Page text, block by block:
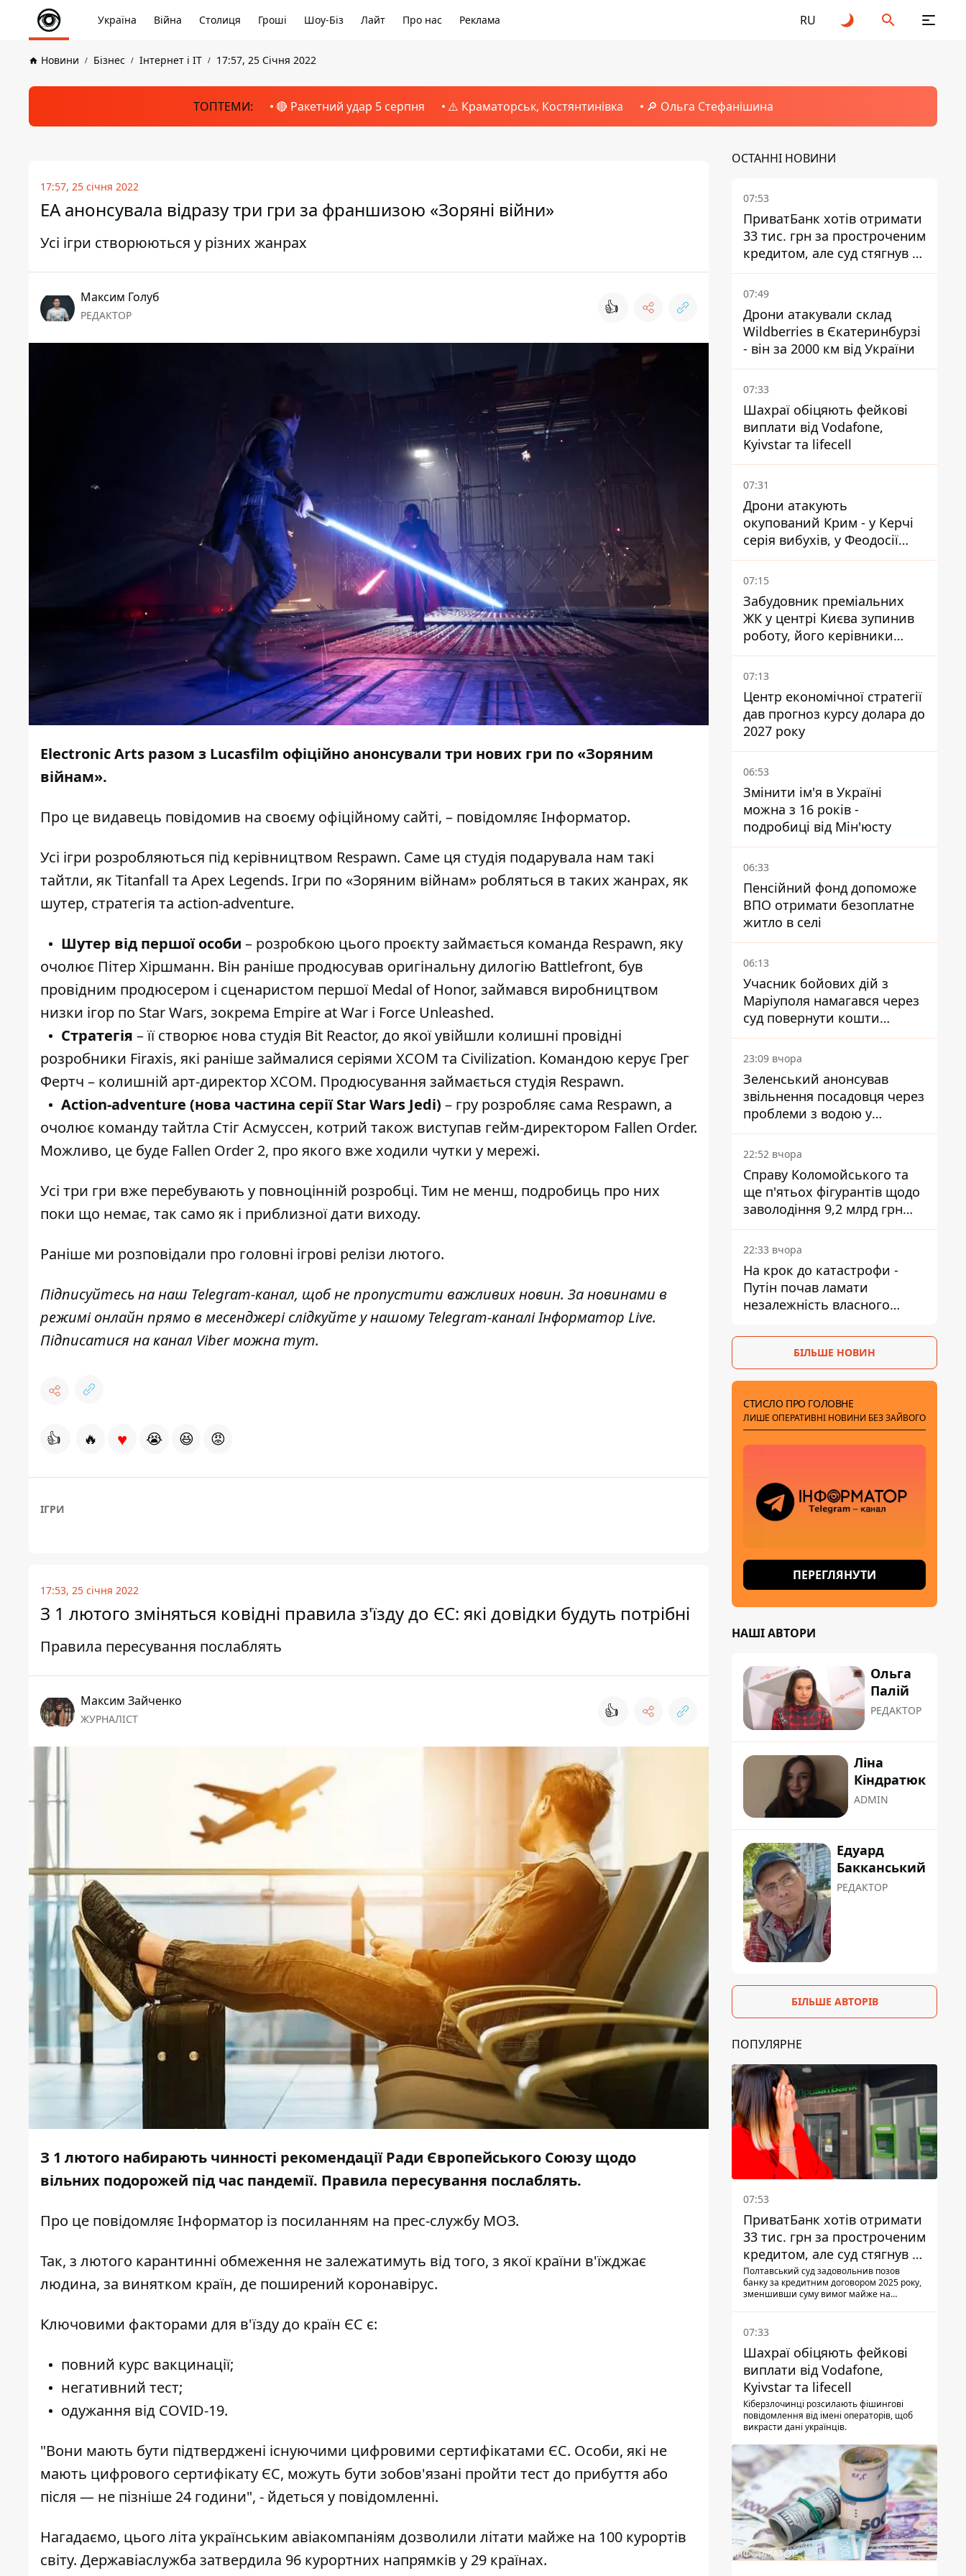
Україна Війна Столиця Гроші Шоу-Біз Лайт Про нас Реклама RU
Новини Бізнес Інтернет і ІТ 17:57, 25 Січня 2022
ТОПТЕМИ: 🔴 Ракетний удар 5 серпня ⚠️ Краматорськ, Костянтинівка 🔎 Ольга Стефанішина
17:57, 25 січня 2022
EA анонсувала відразу три гри за франшизою «Зоряні війни»
Усі ігри створюються у різних жанрах
Максим Голуб
РЕДАКТОР 👍
Electronic Arts разом з Lucasfilm офіційно анонсували три нових гри по «Зоряним
війнам».
Про це видавець повідомив на своєму офіційному сайті, – повідомляє Інформатор.
Усі ігри розробляються під керівництвом Respawn. Саме ця студія подарувала нам такі
тайтли, як Titanfall та Apex Legends. Ігри по «Зоряним війнам» робляться в таких жанрах, як
шутер, стратегія та action-adventure.
Шутер від першої особи – розробкою цього проєкту займається команда Respawn, яку
очолює Пітер Хіршманн. Він раніше продюсував оригінальну дилогію Battlefront, був
провідним продюсером і сценаристом першої Medal of Honor, займався виробництвом
низки ігор по Star Wars, зокрема Empire at War і Force Unleashed.
Стратегія – її створює нова студія Bit Reactor, до якої увійшли колишні провідні
розробники Firaxis, які раніше займалися серіями XCOM та Civilization. Командою керує Грег
Фертч – колишній арт-директор XCOM. Продюсування займається студія Respawn.
Action-adventure (нова частина серії Star Wars Jedi) – гру розробляє сама Respawn, а
очолює команду тайтла Стіг Асмуссен, котрий також виступав гейм-директором Fallen Order.
Можливо, це буде Fallen Order 2, про якого вже ходили чутки у мережі.
Усі три гри вже перебувають у повноцінній розробці. Тим не менш, подробиць про них
поки що немає, так само як і приблизної дати виходу.
Раніше ми розповідали про головні ігрові релізи лютого.
Підписуйтесь на наш Telegram-канал, щоб не пропустити важливих новин. За новинами в
режимі онлайн прямо в месенджері слідкуйте у нашому Telegram-каналіІнформатор Live.
Підписатися на канал Viber можнатут.
👍 🔥 ♥ 😭 😆 😡
ІГРИ
17:53, 25 січня 2022
З 1 лютого зміняться ковідні правила з'їзду до ЄС: які довідки будуть потрібні
Правила пересування послаблять
Максим Зайченко
ЖУРНАЛІСТ 👍
З 1 лютого набирають чинності рекомендації Ради Європейського Союзу щодо
вільних подорожей під час пандемії. Правила пересування послаблять.
Про це повідомляє Інформатор із посиланням на прес-службу МОЗ.
Так, з лютого карантинні обмеження не залежатимуть від того, з якої країни в'їжджає
людина, за винятком країн, де поширений коронавірус.
Ключовими факторами для в'їзду до країн ЄС є:
повний курс вакцинації;
негативний тест;
одужання від COVID-19.
"Вони мають бути підтверджені існуючими цифровими сертифікатами ЄС. Особи, які не
мають цифрового сертифікату ЄС, можуть бути зобов'язані пройти тест до прибуття або
після — не пізніше 24 години", - йдеться у повідомленні.
Нагадаємо, цього літа українським авіакомпаніям дозволили літати майже на 100 курортів
світу. Державіаслужба затвердила 96 курортних напрямків у 29 країнах.
ОСТАННІ НОВИНИ
07:53
ПриватБанк хотів отримати
33 тис. грн за простроченим
кредитом, але суд стягнув з
боржниці лише 22 тис. грн
07:49
Дрони атакували склад
Wildberries в Єкатеринбурзі
- він за 2000 км від України
07:33
Шахраї обіцяють фейкові
виплати від Vodafone,
Kyivstar та lifecell
07:31
Дрони атакують
окупований Крим - у Керчі
серія вибухів, у Феодосії
пожежа
07:15
Забудовник преміальних
ЖК у центрі Києва зупинив
роботу, його керівники
втекли з України - Bihus.info
07:13
Центр економічної стратегії
дав прогноз курсу долара до
2027 року
06:53
Змінити ім'я в Україні
можна з 16 років -
подробиці від Мін'юсту
06:33
Пенсійний фонд допоможе
ВПО отримати безоплатне
житло в селі
06:13
Учасник бойових дій з
Маріуполя намагався через
суд повернути кошти
субсидії з рахунку в
Ощадбанку - яким було
рішення
23:09 вчора
Зеленський анонсував
звільнення посадовця через
проблеми з водою у
Марганці
22:52 вчора
Справу Коломойського та
ще п'ятьох фігурантів щодо
заволодіння 9,2 млрд грн
ПриватБанку скерували до
суду
22:33 вчора
На крок до катастрофи -
Путін почав ламати
незалежність власного
знизити базову ставку
БІЛЬШЕ НОВИН
СТИСЛО ПРО ГОЛОВНЕ
ЛИШЕ ОПЕРАТИВНІ НОВИНИ БЕЗ ЗАЙВОГО
ПЕРЕГЛЯНУТИ
НАШІ АВТОРИ
Ольга
Палій
РЕДАКТОР
Ліна
Кіндратюк
ADMIN
Едуард
Бакканський
РЕДАКТОР
БІЛЬШЕ АВТОРІВ
ПОПУЛЯРНЕ
07:53
ПриватБанк хотів отримати
33 тис. грн за простроченим
кредитом, але суд стягнув з
боржниці лише 22 тис. грн
Полтавський суд задовольнив позов
банку за кредитним договором 2025 року,
зменшивши суму вимог майже на
07:33
Шахраї обіцяють фейкові
виплати від Vodafone,
Kyivstar та lifecell
Кіберзлочинці розсилають фішингові
повідомлення від імені операторів, щоб
викрасти дані українців.